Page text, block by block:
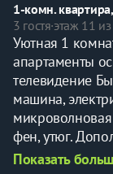
1-комн.
3 гостя·этаж 11
Уютная 1
апартаменты
телевидение
машина,
микроволновая
фен, утюг.
Показать